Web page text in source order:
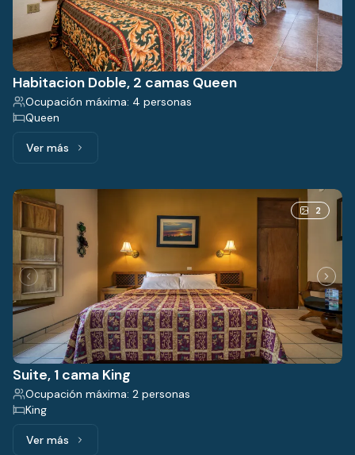
Habitacion Doble, 2 camas Queen
Ocupación máxima: 4 personas
Queen
Ver másVer más: Habitacion Doble, 2 camas Queen
2
Suite, 1 cama King
Ocupación máxima: 2 personas
King
Ver másVer más: Suite, 1 cama King